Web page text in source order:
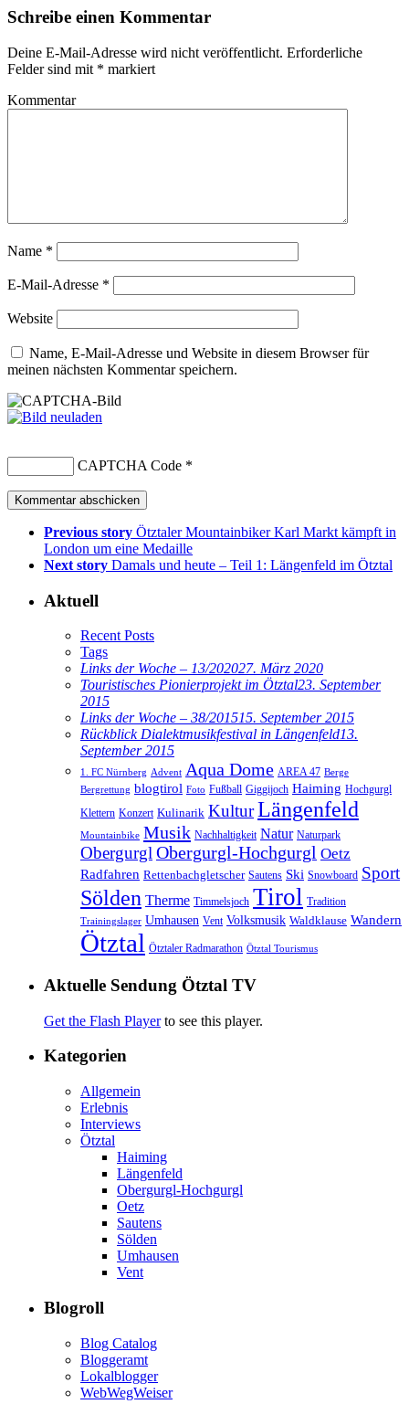
Schreibe einen Kommentar
Deine E-Mail-Adresse wird nicht veröffentlicht. Erforderliche
Felder sind mit * markiert
Kommentar
Name *
E-Mail-Adresse *
Website
Name, E-Mail-Adresse und Website in diesem Browser für
meinen nächsten Kommentar speichern.
CAPTCHA Code *
Previous story Ötztaler Mountainbiker Karl Markt kämpft in
London um eine Medaille
Next story Damals und heute – Teil 1: Längenfeld im Ötztal
Aktuell
Recent Posts
Tags
Links der Woche – 13/202027. März 2020
Touristisches Pionierprojekt im Ötztal23. September
2015
Links der Woche – 38/201515. September 2015
Rückblick Dialektmusikfestival in Längenfeld13.
September 2015
1. FC Nürnberg Advent Aqua Dome AREA 47 Berge
Bergrettung blogtirol Foto Fußball Giggijoch Haiming Hochgurgl
Klettern Konzert Kulinarik KulturLängenfeld
Mountainbike Musik Nachhaltigkeit Natur Naturpark
ObergurglObergurgl-Hochgurgl Oetz
Radfahren Rettenbachgletscher Sautens Ski Snowboard Sport
Sölden Therme Timmelsjoch Tirol Tradition
Trainingslager Umhausen Vent Volksmusik Waldklause Wandern
Ötztal Ötztaler Radmarathon Ötztal Tourismus
Aktuelle Sendung Ötztal TV
Get the Flash Playerto see this player.
Kategorien
Allgemein
Erlebnis
Interviews
Ötztal
Haiming
Längenfeld
Obergurgl-Hochgurgl
Oetz
Sautens
Sölden
Umhausen
Vent
Blogroll
Blog Catalog
Bloggeramt
Lokalblogger
WebWegWeiser